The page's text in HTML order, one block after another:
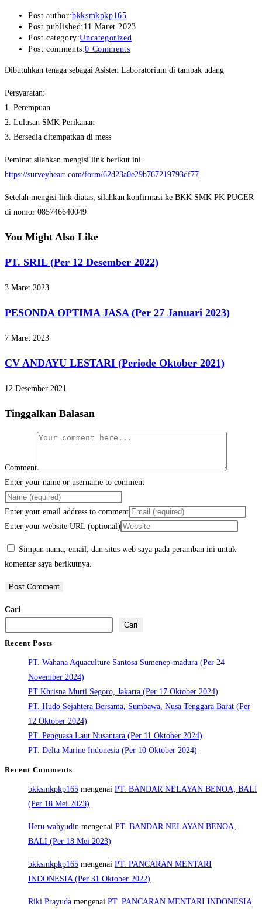
Post author:bkksmkpkp165
Post published: 11 Maret 2023
Post category:Uncategorized
Post comments:0 Comments
Dibutuhkan tenaga sebagai Asisten Laboratorium di tambak udang
Persyaratan:
1. Perempuan
2. Lulusan SMK Perikanan
3. Bersedia ditempatkan di mess
Peminat silahkan mengisi link berikut ini.
https://surveyheart.com/form/62d23a0e29b767219793df77
Setelah mengisi link diatas, silahkan konfirmasi ke BKK SMK PK PUGER
di nomor 085746640049
You Might Also Like
PT. SRIL (Per 12 Desember 2022)
3 Maret 2023
PESONDA OPTIMA JASA (Per 27 Januari 2023)
7 Maret 2023
CV ANDAYU LESTARI (Periode Oktober 2021)
12 Desember 2021
Tinggalkan Balasan
Comment
Enter your name or username to comment
Enter your email address to comment
Enter your website URL (optional)
Simpan nama, email, dan situs web saya pada peramban ini untuk
komentar saya berikutnya.
Cari
Cari
Recent Posts
PT. Wahana Aquaculture Santosa Sumenep-madura (Per 24
November 2024)
PT Khrisna Murti Segoro, Jakarta (Per 17 Oktober 2024)
PT. Hudo Sejahtera Bersama, Sumbawa, Nusa Tenggara Barat (Per
12 Oktober 2024)
PT. Penguasa Laut Nusantara (Per 11 Oktober 2024)
PT. Delta Marine Indonesia (Per 10 Oktober 2024)
Recent Comments
bkksmkpkp165 mengenai PT. BANDAR NELAYAN BENOA, BALI
(Per 18 Mei 2023)
Heru wahyudin mengenai PT. BANDAR NELAYAN BENOA,
BALI (Per 18 Mei 2023)
bkksmkpkp165 mengenai PT. PANCARAN MENTARI
INDONESIA (Per 31 Oktober 2022)
Riki Prayuda mengenai PT. PANCARAN MENTARI INDONESIA